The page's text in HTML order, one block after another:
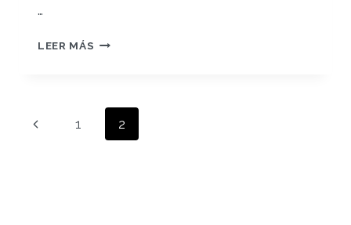
…
LEER MÁS PRESENTACIÓN
Navegación
Página
1 2